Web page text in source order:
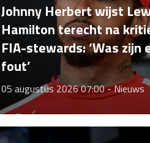
Johnny Herbert wijst
Hamilton terecht na
FIA-stewards: ‘Was zijn
fout’
05 augustus 2026 07:00 -Nieuws